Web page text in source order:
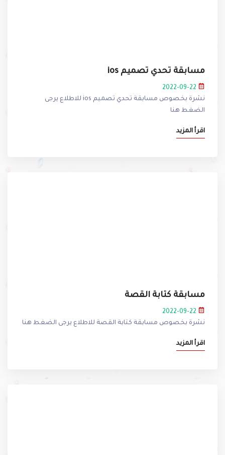
مسابقة تحدي تصميم ios
نشرة بخصوص مسابقة تحدي تصميم ios للاطلاع يرجى
الضغط هنا
اقرأ المزيد
مسابقة كتابة القصة
نشرة بخصوص مسابقة كتابة القصة للاطلاع يرجى الضغط هنا
اقرأ المزيد